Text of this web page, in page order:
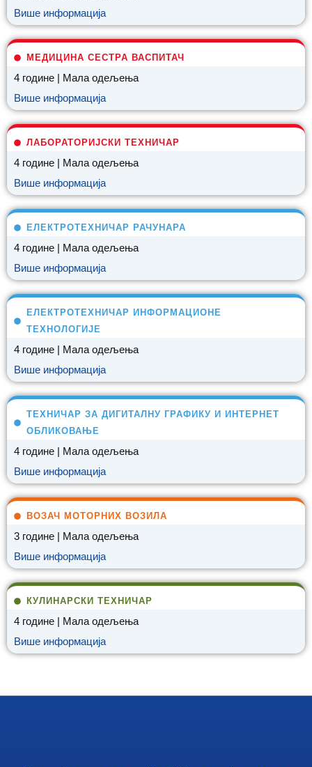
Више информација
МЕДИЦИНА СЕСТРА ВАСПИТАЧ
4 године | Мала одељења
Више информација
ЛАБОРАТОРИЈСКИ ТЕХНИЧАР
4 године | Мала одељења
Више информација
ЕЛЕКТРОТЕХНИЧАР РАЧУНАРА
4 године | Мала одељења
Више информација
ЕЛЕКТРОТЕХНИЧАР ИНФОРМАЦИОНЕ
ТЕХНОЛОГИЈЕ
4 године | Мала одељења
Више информација
ТЕХНИЧАР ЗА ДИГИТАЛНУ ГРАФИКУ И ИНТЕРНЕТ
ОБЛИКОВАЊЕ
4 године | Мала одељења
Више информација
ВОЗАЧ МОТОРНИХ ВОЗИЛА
3 године | Мала одељења
Више информација
КУЛИНАРСКИ ТЕХНИЧАР
4 године | Мала одељења
Више информација